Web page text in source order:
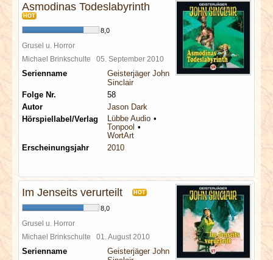
Asmodinas Todeslabyrinth
HOT
8,0
Grusel u. Horror
Michael Brinkschulte 05. September 2010
Serienname
Geisterjäger John
Sinclair
Folge Nr.
58
Autor
Jason Dark
Hörspiellabel/Verlag
Lübbe Audio
Tonpool
WortArt
Erscheinungsjahr
2010
Im Jenseits verurteilt HOT
8,0
Grusel u. Horror
Michael Brinkschulte 01. August 2010
Serienname
Geisterjäger John